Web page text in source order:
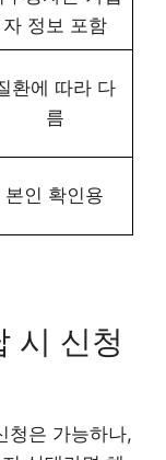
자 정보 포함
환에 따라 다
름
본인 확인용
시 신청
청은 가능하나,